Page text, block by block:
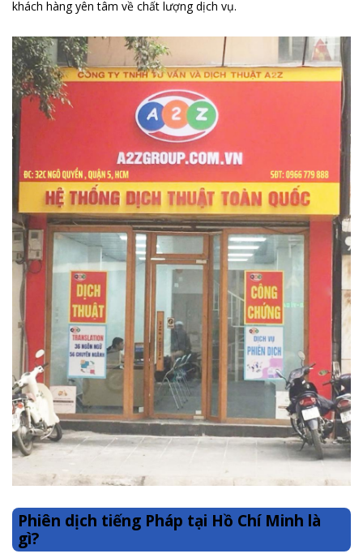
khách hàng yên tâm về chất lượng dịch vụ.
Phiên dịch tiếng Pháp tại Hồ Chí Minh là
gì?